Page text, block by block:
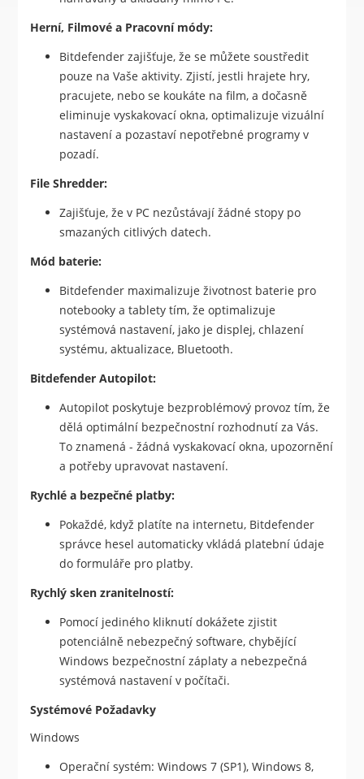
Herní, Filmové a Pracovní módy:
Bitdefender zajišťuje, že se můžete soustředit
pouze na Vaše aktivity. Zjistí, jestli hrajete hry,
pracujete, nebo se koukáte na film, a dočasně
eliminuje vyskakovací okna, optimalizuje vizuální
nastavení a pozastaví nepotřebné programy v
pozadí.
File Shredder:
Zajišťuje, že v PC nezůstávají žádné stopy po
smazaných citlivých datech.
Mód baterie:
Bitdefender maximalizuje životnost baterie pro
notebooky a tablety tím, že optimalizuje
systémová nastavení, jako je displej, chlazení
systému, aktualizace, Bluetooth.
Bitdefender Autopilot:
Autopilot poskytuje bezproblémový provoz tím, že
dělá optimální bezpečnostní rozhodnutí za Vás.
To znamená - žádná vyskakovací okna, upozornění
a potřeby upravovat nastavení.
Rychlé a bezpečné platby:
Pokaždé, když platíte na internetu, Bitdefender
správce hesel automaticky vkládá platební údaje
do formuláře pro platby.
Rychlý sken zranitelností:
Pomocí jediného kliknutí dokážete zjistit
potenciálně nebezpečný software, chybějící
Windows bezpečnostní záplaty a nebezpečná
systémová nastavení v počítači.
Systémové Požadavky
Windows
Operační systém: Windows 7 (SP1), Windows 8,